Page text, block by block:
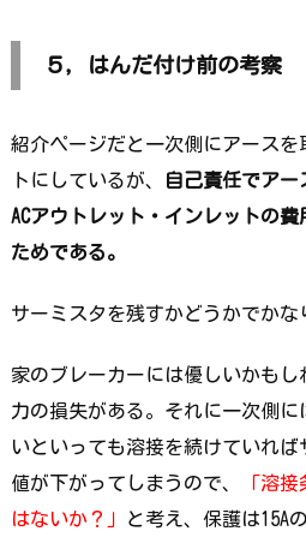
５，はんだ付け前の考察
紹介ページだと一次側にアース
トにしているが、
自己責任でアー
ACアウトレット・インレットの
ためである。
サーミスタを残すかどうかでかな
家のブレーカーには優しいかも
力の損失がある。それに一次側
いといっても溶接を続けていれ
値が下がってしまうので、
「溶
はないか？」
と考え、保護は15A